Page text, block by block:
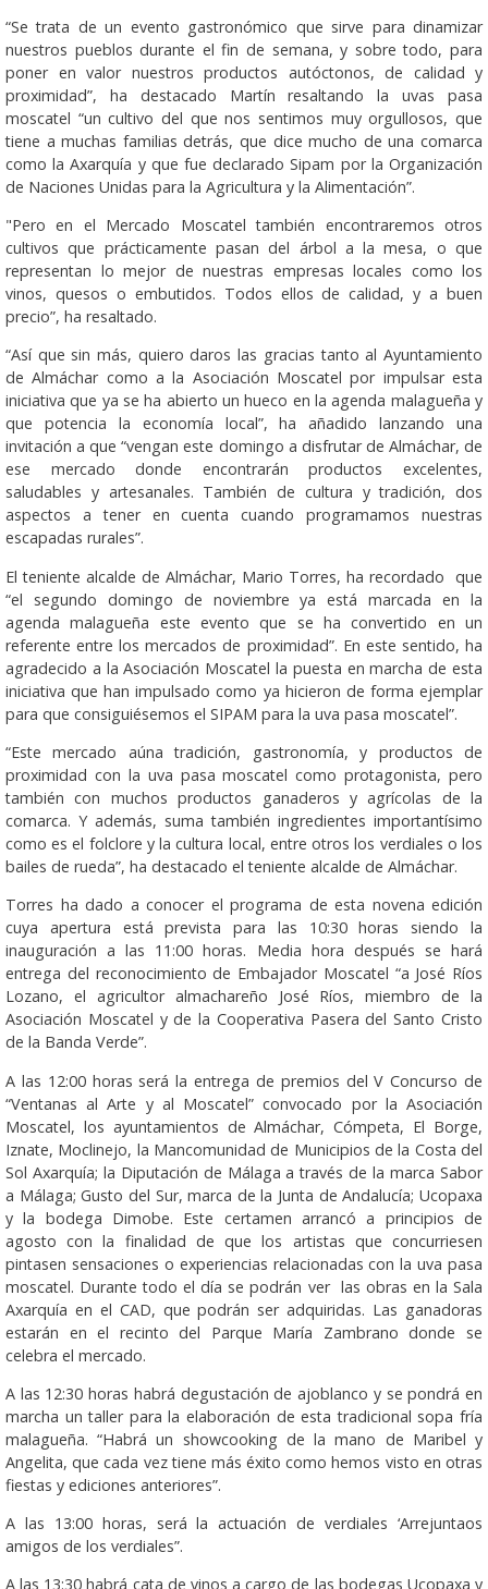
“Se trata de un evento gastronómico que sirve para dinamizar
nuestros pueblos durante el fin de semana, y sobre todo, para
poner en valor nuestros productos autóctonos, de calidad y
proximidad”, ha destacado Martín resaltando la uvas pasa
moscatel “un cultivo del que nos sentimos muy orgullosos, que
tiene a muchas familias detrás, que dice mucho de una comarca
como la Axarquía y que fue declarado Sipam por la Organización
de Naciones Unidas para la Agricultura y la Alimentación”.
"Pero en el Mercado Moscatel también encontraremos otros
cultivos que prácticamente pasan del árbol a la mesa, o que
representan lo mejor de nuestras empresas locales como los
vinos, quesos o embutidos. Todos ellos de calidad, y a buen
precio”, ha resaltado.
“Así que sin más, quiero daros las gracias tanto al Ayuntamiento
de Almáchar como a la Asociación Moscatel por impulsar esta
iniciativa que ya se ha abierto un hueco en la agenda malagueña y
que potencia la economía local”, ha añadido lanzando una
invitación a que “vengan este domingo a disfrutar de Almáchar, de
ese mercado donde encontrarán productos excelentes,
saludables y artesanales. También de cultura y tradición, dos
aspectos a tener en cuenta cuando programamos nuestras
escapadas rurales”.
El teniente alcalde de Almáchar, Mario Torres, ha recordado que
“el segundo domingo de noviembre ya está marcada en la
agenda malagueña este evento que se ha convertido en un
referente entre los mercados de proximidad”. En este sentido, ha
agradecido a la Asociación Moscatel la puesta en marcha de esta
iniciativa que han impulsado como ya hicieron de forma ejemplar
para que consiguiésemos el SIPAM para la uva pasa moscatel”.
“Este mercado aúna tradición, gastronomía, y productos de
proximidad con la uva pasa moscatel como protagonista, pero
también con muchos productos ganaderos y agrícolas de la
comarca. Y además, suma también ingredientes importantísimo
como es el folclore y la cultura local, entre otros los verdiales o los
bailes de rueda”, ha destacado el teniente alcalde de Almáchar.
Torres ha dado a conocer el programa de esta novena edición
cuya apertura está prevista para las 10:30 horas siendo la
inauguración a las 11:00 horas. Media hora después se hará
entrega del reconocimiento de Embajador Moscatel “a José Ríos
Lozano, el agricultor almachareño José Ríos, miembro de la
Asociación Moscatel y de la Cooperativa Pasera del Santo Cristo
de la Banda Verde”.
A las 12:00 horas será la entrega de premios del V Concurso de
“Ventanas al Arte y al Moscatel” convocado por la Asociación
Moscatel, los ayuntamientos de Almáchar, Cómpeta, El Borge,
Iznate, Moclinejo, la Mancomunidad de Municipios de la Costa del
Sol Axarquía; la Diputación de Málaga a través de la marca Sabor
a Málaga; Gusto del Sur, marca de la Junta de Andalucía; Ucopaxa
y la bodega Dimobe. Este certamen arrancó a principios de
agosto con la finalidad de que los artistas que concurriesen
pintasen sensaciones o experiencias relacionadas con la uva pasa
moscatel. Durante todo el día se podrán ver las obras en la Sala
Axarquía en el CAD, que podrán ser adquiridas. Las ganadoras
estarán en el recinto del Parque María Zambrano donde se
celebra el mercado.
A las 12:30 horas habrá degustación de ajoblanco y se pondrá en
marcha un taller para la elaboración de esta tradicional sopa fría
malagueña. “Habrá un showcooking de la mano de Maribel y
Angelita, que cada vez tiene más éxito como hemos visto en otras
fiestas y ediciones anteriores”.
A las 13:00 horas, será la actuación de verdiales ‘Arrejuntaos
amigos de los verdiales”.
A las 13:30 habrá cata de vinos a cargo de las bodegas Ucopaxa y